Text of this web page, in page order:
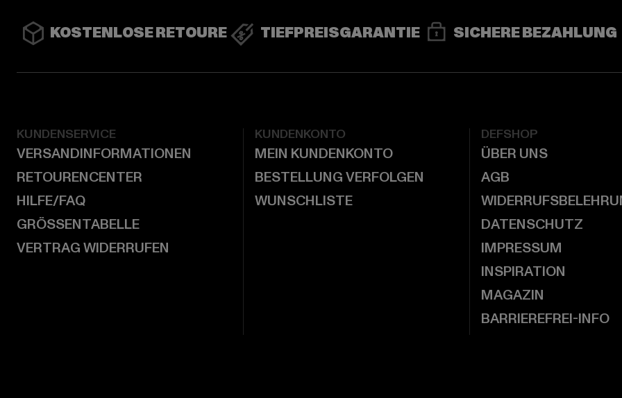
KOSTENLOSE RETOURE TIEFPREISGARANTIE SICHERE BEZAHLUNG
KUNDENSERVICE
VERSANDINFORMATIONEN
RETOURENCENTER
HILFE/FAQ
GRÖSSENTABELLE
VERTRAG WIDERRUFEN
KUNDENKONTO
MEIN KUNDENKONTO
BESTELLUNG VERFOLGEN
WUNSCHLISTE
DEFSHOP
ÜBER UNS
AGB
DATENSCHUTZ
IMPRESSUM
INSPIRATION
MAGAZIN
BARRIEREFREI-INFO